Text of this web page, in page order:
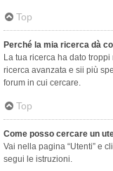
Top
Perché la mia ricerca dà
La tua ricerca ha dato
ricerca avanzata e sii più
forum in cui cercare.
Top
Come posso cercare un
Vai nella pagina “Utenti” e
segui le istruzioni.